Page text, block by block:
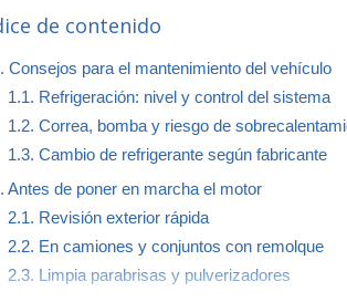
de contenido
Consejos para el mantenimiento del vehículo
1.1. Refrigeración: nivel y control del sistema
1.2. Correa, bomba y riesgo de
1.3. Cambio de refrigerante según fabricante
Antes de poner en marcha el motor
2.1. Revisión exterior rápida
2.2. En camiones y conjuntos con remolque
2.3. Limpia parabrisas y pulverizadores